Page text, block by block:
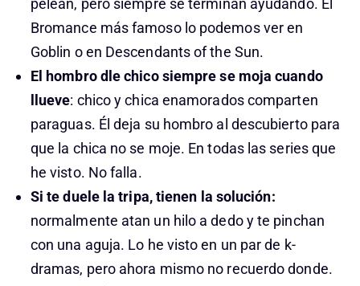
Bromance más famoso lo podemos ver en
Goblin o en Descendants of the Sun.
El hombro dle chico siempre se moja cuando
llueve: chico y chica enamorados comparten
paraguas. Él deja su hombro al descubierto para
que la chica no se moje. En todas las series que
he visto. No falla.
Si te duele la tripa, tienen la solución:
normalmente atan un hilo a dedo y te pinchan
con una aguja. Lo he visto en un par de k-
dramas, pero ahora mismo no recuerdo donde.